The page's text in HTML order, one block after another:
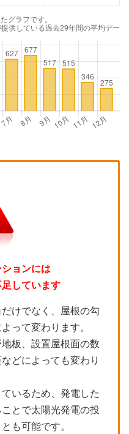
グラフです。
供している過去29年間の平均デー
ョンには
しています
けでなく、屋根の勾
って変わります。
板、設置屋根面の数
どによっても変わり
いるため、発電した
とで太陽光発電の投
も可能です。